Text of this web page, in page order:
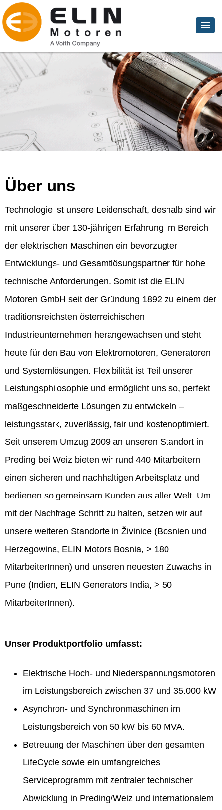
Über uns
Technologie ist unsere Leidenschaft, deshalb sind wir
mit unserer über 130-jährigen Erfahrung im Bereich
der elektrischen Maschinen ein bevorzugter
Entwicklungs- und Gesamtlösungspartner für hohe
technische Anforderungen. Somit ist die ELIN
Motoren GmbH seit der Gründung 1892 zu einem der
traditionsreichsten österreichischen
Industrieunternehmen herangewachsen und steht
heute für den Bau von Elektromotoren, Generatoren
und Systemlösungen. Flexibilität ist Teil unserer
Leistungsphilosophie und ermöglicht uns so, perfekt
maßgeschneiderte Lösungen zu entwickeln –
leistungsstark, zuverlässig, fair und kostenoptimiert.
Seit unserem Umzug 2009 an unseren Standort in
Preding bei Weiz bieten wir rund 440 Mitarbeitern
einen sicheren und nachhaltigen Arbeitsplatz und
bedienen so gemeinsam Kunden aus aller Welt. Um
mit der Nachfrage Schritt zu halten, setzen wir auf
unsere weiteren Standorte in Živinice (Bosnien und
Herzegowina, ELIN Motors Bosnia, > 180
MitarbeiterInnen) und unseren neuesten Zuwachs in
Pune (Indien, ELIN Generators India, > 50
MitarbeiterInnen).
Unser Produktportfolio umfasst:
Elektrische Hoch- und Niederspannungsmotoren
im Leistungsbereich zwischen 37 und 35.000 kW
Asynchron- und Synchronmaschinen im
Leistungsbereich von 50 kW bis 60 MVA.
Betreuung der Maschinen über den gesamten
LifeCycle sowie ein umfangreiches
Serviceprogramm mit zentraler technischer
Abwicklung in Preding/Weiz und internationalem